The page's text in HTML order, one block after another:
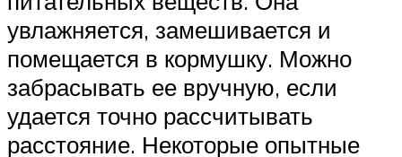
увлажняется, замешивается и
помещается в кормушку. Можно
забрасывать ее вручную, если
удается точно рассчитывать
расстояние. Некоторые опытные